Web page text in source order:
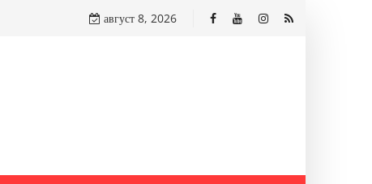
август 8, 2026